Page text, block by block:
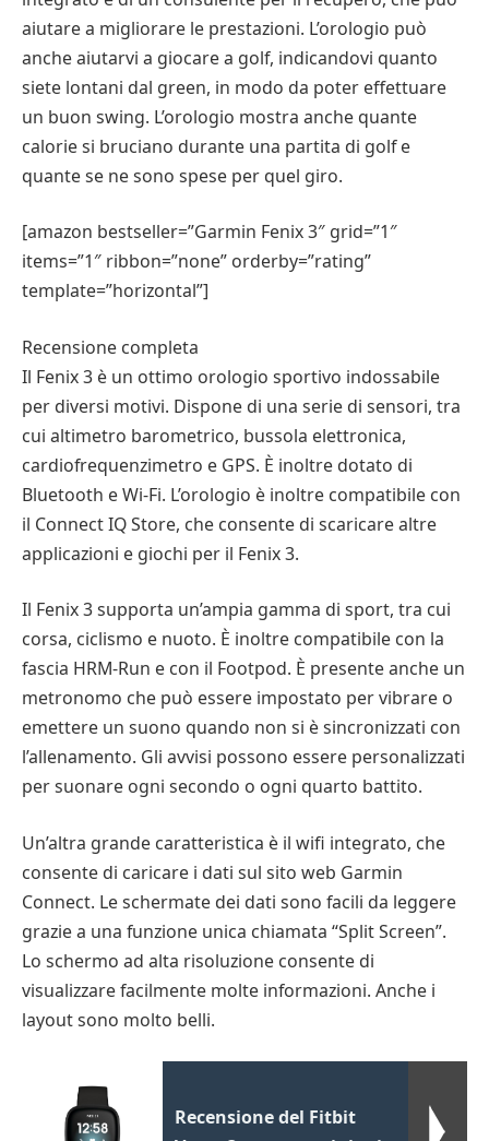
aiutare a migliorare le prestazioni. L’orologio può
anche aiutarvi a giocare a golf, indicandovi quanto
siete lontani dal green, in modo da poter effettuare
un buon swing. L’orologio mostra anche quante
calorie si bruciano durante una partita di golf e
quante se ne sono spese per quel giro.
[amazon bestseller=”Garmin Fenix 3″ grid=”1″
items=”1″ ribbon=”none” orderby=”rating”
template=”horizontal”]
Recensione completa
Il Fenix 3 è un ottimo orologio sportivo indossabile
per diversi motivi. Dispone di una serie di sensori, tra
cui altimetro barometrico, bussola elettronica,
cardiofrequenzimetro e GPS. È inoltre dotato di
Bluetooth e Wi-Fi. L’orologio è inoltre compatibile con
il Connect IQ Store, che consente di scaricare altre
applicazioni e giochi per il Fenix 3.
Il Fenix 3 supporta un’ampia gamma di sport, tra cui
corsa, ciclismo e nuoto. È inoltre compatibile con la
fascia HRM-Run e con il Footpod. È presente anche un
metronomo che può essere impostato per vibrare o
emettere un suono quando non si è sincronizzati con
l’allenamento. Gli avvisi possono essere personalizzati
per suonare ogni secondo o ogni quarto battito.
Un’altra grande caratteristica è il wifi integrato, che
consente di caricare i dati sul sito web Garmin
Connect. Le schermate dei dati sono facili da leggere
grazie a una funzione unica chiamata “Split Screen”.
Lo schermo ad alta risoluzione consente di
visualizzare facilmente molte informazioni. Anche i
layout sono molto belli.
Recensione del Fitbit